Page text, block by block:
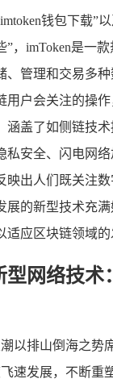
钱包下载”
”，imToken是一
、管理和交易多
用户会关注的操
涵盖了如侧链技
私安全、闪电网
映出人们既关注
展的新型技术充
适应区块链领域的
型网络技术
以排山倒海之势
速发展，不断重